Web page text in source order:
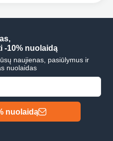
-10% nuolaidą
naujienas, pasiūlymus ir
nuolaidas
nuolaidą